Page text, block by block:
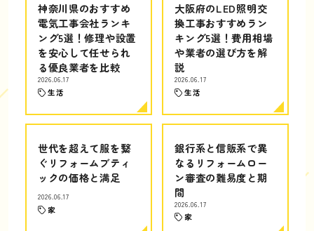
神奈川県のおすすめ
電気工事会社ランキ
ング5選！修理や設置
を安心して任せられ
る優良業者を比較
2026.06.17
生活
大阪府のLED照明交
換工事おすすめラン
キング5選！費用相場
や業者の選び方を解
説
2026.06.17
生活
世代を超えて服を繋
ぐリフォームブティ
ックの価格と満足
2026.06.17
家
銀行系と信販系で異
なるリフォームロー
ン審査の難易度と期
間
2026.06.17
家